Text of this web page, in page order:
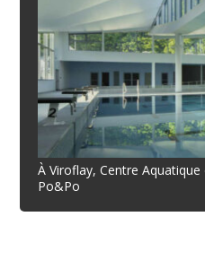
À Viroflay, Centre
Po&Po